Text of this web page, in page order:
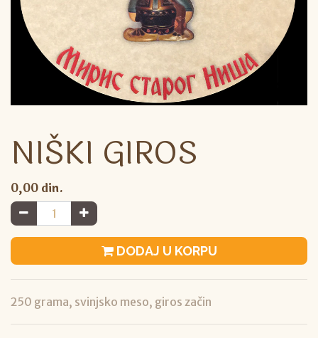
NIŠKI GIROS
0,00 din.
DODAJ U KORPU
250 grama, svinjsko meso, giros začin